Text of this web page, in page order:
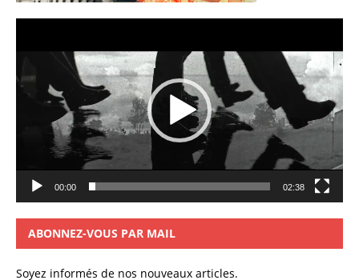
00:00 02:38
ABONNEZ-VOUS PAR MAIL
Soyez informés de nos nouveaux articles.